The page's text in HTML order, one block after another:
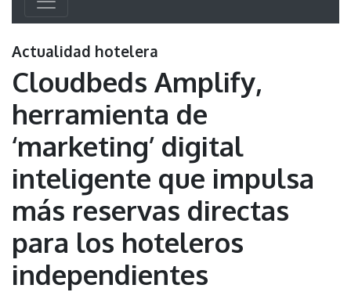
Actualidad hotelera
Cloudbeds Amplify,
herramienta de
‘marketing’ digital
inteligente que impulsa
más reservas directas
para los hoteleros
independientes